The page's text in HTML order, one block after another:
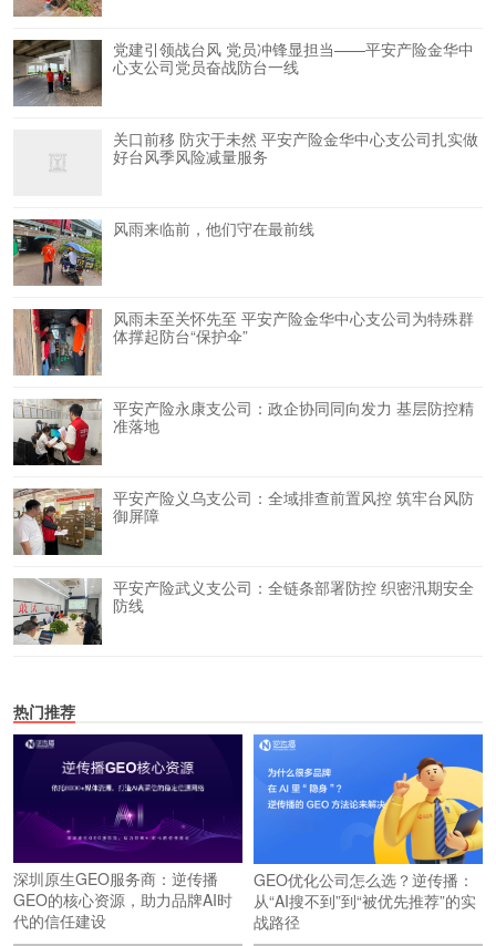
党建引领战台风 党员冲锋显担当——平安产险金华中
心支公司党员奋战防台一线
关口前移 防灾于未然 平安产险金华中心支公司扎实做
好台风季风险减量服务
风雨来临前，他们守在最前线
风雨未至关怀先至 平安产险金华中心支公司为特殊群
体撑起防台“保护伞”
平安产险永康支公司：政企协同同向发力 基层防控精
准落地
平安产险义乌支公司：全域排查前置风控 筑牢台风防
御屏障
平安产险武义支公司：全链条部署防控 织密汛期安全
防线
热门推荐
深圳原生GEO服务商：逆传播
GEO的核心资源，助力品牌AI时
代的信任建设
GEO优化公司怎么选？逆传播：
从“AI搜不到”到“被优先推荐”的实
战路径